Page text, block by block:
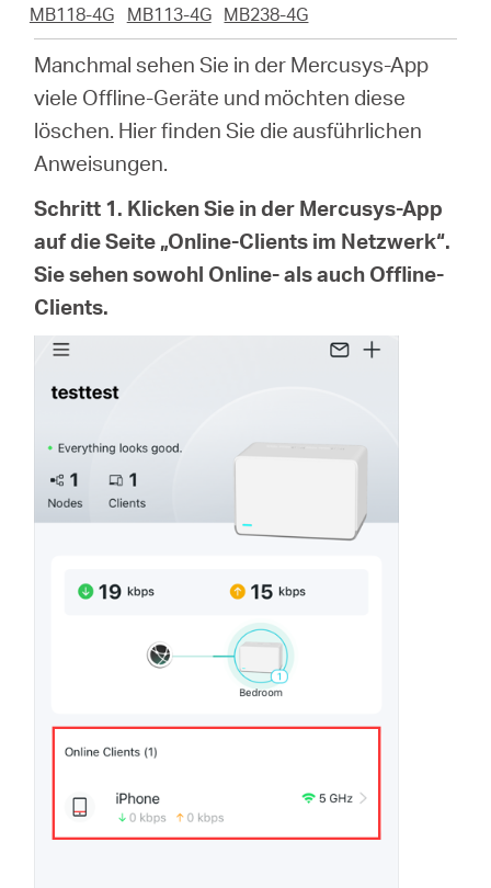
Deutsch
MB118-4G
MB113-4G MB238-4G
Manchmal sehen Sie in der Mercusys-App
viele Offline-Geräte und möchten diese
löschen. Hier finden Sie die ausführlichen
Anweisungen.
Schritt 1. Klicken Sie in der Mercusys-App
auf die Seite „Online-Clients im Netzwerk“.
Sie sehen sowohl Online- als auch Offline-
Clients.